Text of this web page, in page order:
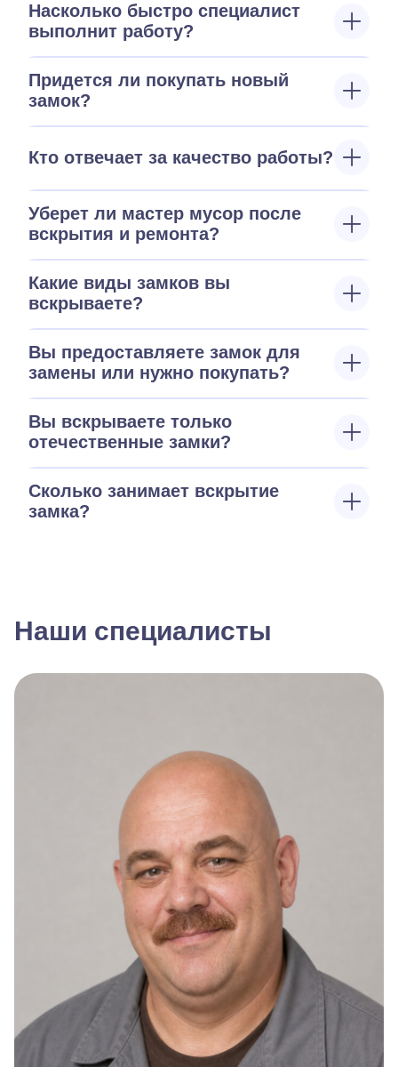
Насколько быстро специалист
выполнит работу?
Придется ли покупать новый
замок?
Кто отвечает за качество работы?
Уберет ли мастер мусор после
вскрытия и ремонта?
Какие виды замков вы
вскрываете?
Вы предоставляете замок для
замены или нужно покупать?
Вы вскрываете только
отечественные замки?
Сколько занимает вскрытие
замка?
Наши специалисты